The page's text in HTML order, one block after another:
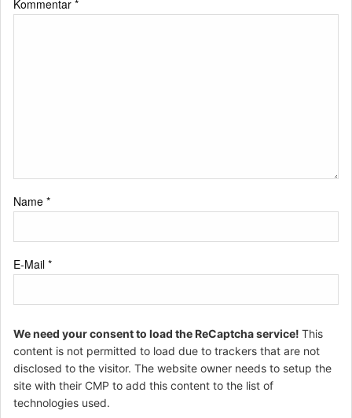
Kommentar *
Name *
E-Mail *
We need your consent to load the ReCaptcha service! This
content is not permitted to load due to trackers that are not
disclosed to the visitor. The website owner needs to setup the
site with their CMP to add this content to the list of
technologies used.